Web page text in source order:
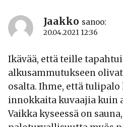
Jaakko sanoo:
20.04.2021 12:36
Ikävää, että teille
alkusammutukseen
osalta. Ihme, että tulipalo
innokkaita kuvaajia kuin
Vaikka kyseessä on